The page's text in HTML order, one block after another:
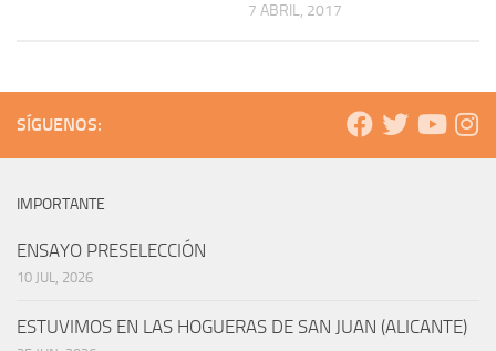
7 ABRIL, 2017
SÍGUENOS:
IMPORTANTE
ENSAYO PRESELECCIÓN
10 JUL, 2026
ESTUVIMOS EN LAS HOGUERAS DE SAN JUAN (ALICANTE)